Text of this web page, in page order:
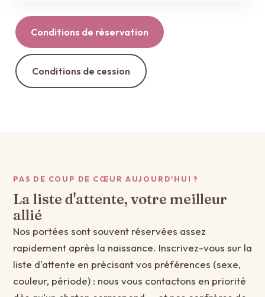
Conditions de réservation
Conditions de cession
PAS DE COUP DE CŒUR AUJOURD'HUI ?
La liste d'attente, votre meilleur
allié
Nos portées sont souvent réservées assez
rapidement après la naissance. Inscrivez-vous sur la
liste d'attente en précisant vos préférences (sexe,
couleur, période) : nous vous contactons en priorité